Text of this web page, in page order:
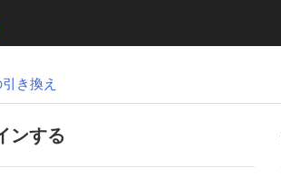
き換え
ンする